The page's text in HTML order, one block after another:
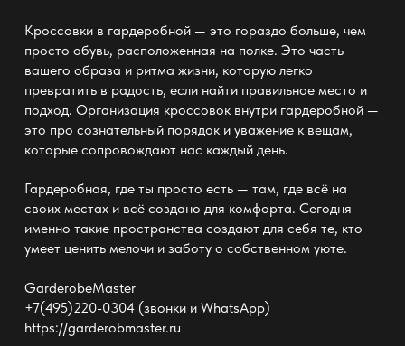
Кроссовки в гардеробной — это гораздо больше, чем
просто обувь, расположенная на полке. Это часть
вашего образа и ритма жизни, которую легко
превратить в радость, если найти правильное место и
подход. Организация кроссовок внутри гардеробной —
это про сознательный порядоки уважение к вещам,
которые сопровождают нас каждый день.
Гардеробная, где ты просто есть — там, где всё на
своих местах и всё создано для комфорта. Сегодня
именно такие пространства создают для себя те, кто
умеет ценить мелочи и заботу о собственном уюте.
GarderobeMaster
+7(495)220-0304 (звонки и WhatsApp)
https://garderobmaster.ru